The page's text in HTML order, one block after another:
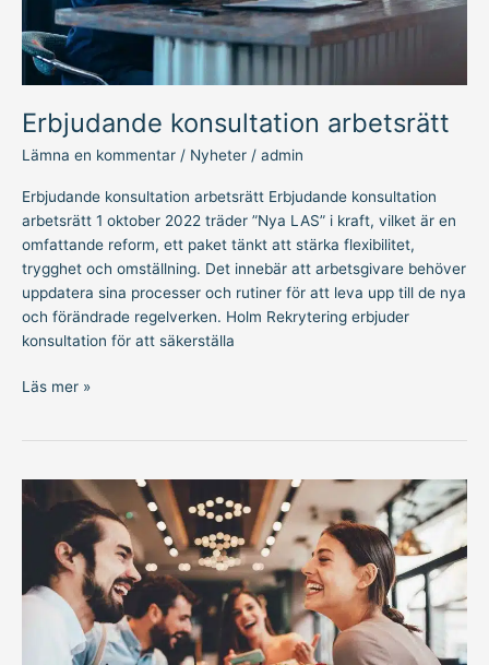
Erbjudande konsultation arbetsrätt
Lämna en kommentar / Nyheter / admin
Erbjudande konsultation arbetsrätt Erbjudande konsultation
arbetsrätt 1 oktober 2022 träder ”Nya LAS” i kraft, vilket är en
omfattande reform, ett paket tänkt att stärka flexibilitet,
trygghet och omställning. Det innebär att arbetsgivare behöver
uppdatera sina processer och rutiner för att leva upp till de nya
och förändrade regelverken. Holm Rekrytering erbjuder
konsultation för att säkerställa
Läs mer »
Inbjudan
Frukostseminarium
Chefens
roll